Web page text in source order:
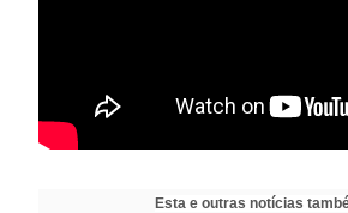
Esta e outras notícias